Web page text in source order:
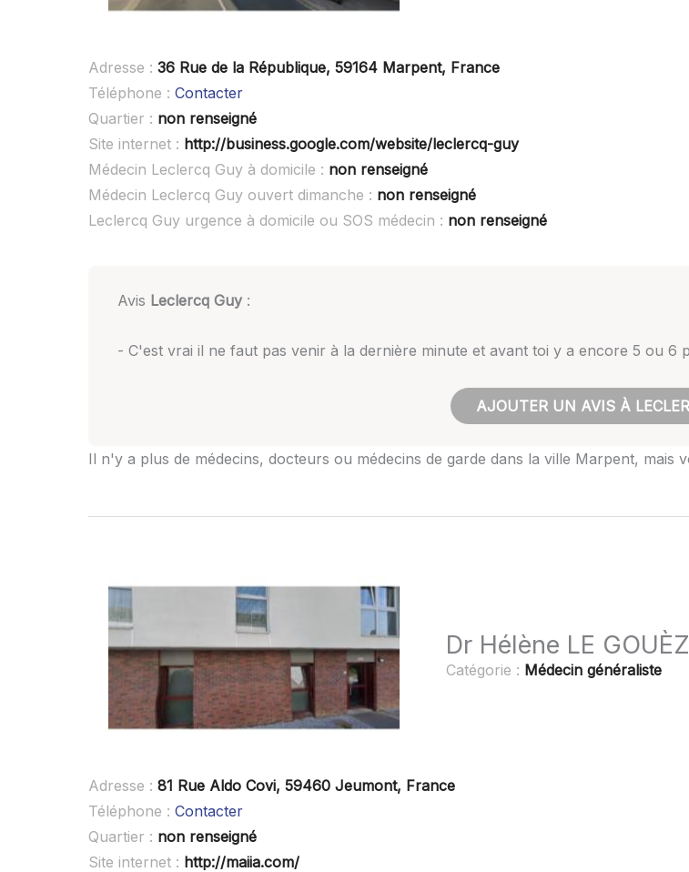
Adresse : 36 Rue de la République, 59164 Marpent, France
Téléphone : Contacter
Quartier : non renseigné
Site internet : http://business.google.com/website/leclercq-guy
Médecin Leclercq Guy à domicile : non renseigné
Médecin Leclercq Guy ouvert dimanche : non renseigné
Leclercq Guy urgence à domicile ou SOS médecin : non renseigné
Avis Leclercq Guy :
- C'est vrai il ne faut pas venir à la dernière minute et avant toi y a encore 5 ou 6
AJOUTER UN AVIS À
Il n'y a plus de médecins, docteurs ou médecins de garde dans la ville Marpent, mais
Dr Hélène LE
Catégorie : Médecin généraliste
Adresse : 81 Rue Aldo Covi, 59460 Jeumont, France
Téléphone : Contacter
Quartier : non renseigné
Site internet : http://maiia.com/